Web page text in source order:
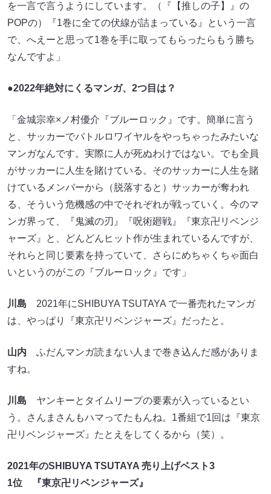
を一言で言うようにしています。（『【推しの子】』の
POPの）『1巻に全ての伏線が詰まっている』という一言
で、へえーと思って1巻を手に取ってもらったらもう勝ち
なんですよ」
●2022年絶対にくるマンガ、2つ目は？
「金城宗幸×ノ村優介『ブルーロック』です。簡単に言う
と、サッカーでバトルロワイヤルをやっちゃったみたいな
マンガなんです。実際に人が死ぬわけではない。でも全員
がサッカーに人生を賭けている。そのサッカーに人生を賭
けているメンバーから（脱落すると）サッカーが奪われ
る、そういう危機感の中でそれぞれが戦っていく。今のマ
ンガ界って、『鬼滅の刃』『呪術廻戦』『東京卍リベンジ
ャーズ』と、どんどんヒット作が生まれているんですが、
それらと同じ要素を持っていて、さらにめちゃくちゃ面白
いというのがこの『ブルーロック』です」
川島 2021年にSHIBUYA TSUTAYA で一番売れたマンガ
は、やっぱり『東京卍リベンジャーズ』だったと。
山内 ふだんマンガ読まない人まで巻き込んだ感がありま
すね。
川島 ヤンキーとタイムリープの要素が入っているとい
う。さんまさんもハマってたもんね。1番組で1回は『東京
卍リベンジャーズ』たとえをしてくるから（笑）。
2021年のSHIBUYA TSUTAYA 売り上げベスト3
1位 『東京卍リベンジャーズ』